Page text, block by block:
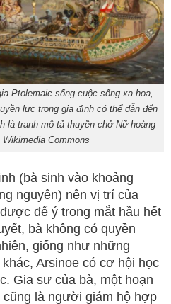
Ptolemaic sống cuộc sống xa hoa,
lực trong gia đình có thể dẫn đến
là tranh mô tả thuyền chở Nữ hoàng
Commons
(bà sinh vào khoảng
nguyên) nên vị trí của
để ý trong mắt hầu hết
bà không có quyền
giống như những
Arsinoe có cơ hội học
Gia sư của bà, một hoạn
là người giám hộ hợp